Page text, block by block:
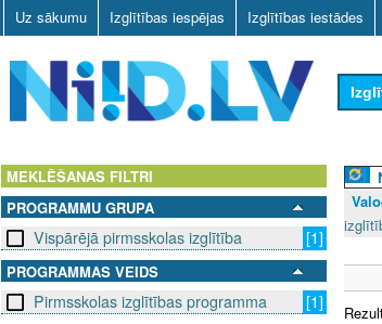
Uz sākumu Izglītības iespējas Izglītības iestādes
D
MEKLĒŠANAS FILTRI
PROGRAMMU GRUPA
Vispārējā pirmsskolas izglītība [1]
PROGRAMMAS VEIDS
Pirmsskolas izglītības programma [1]